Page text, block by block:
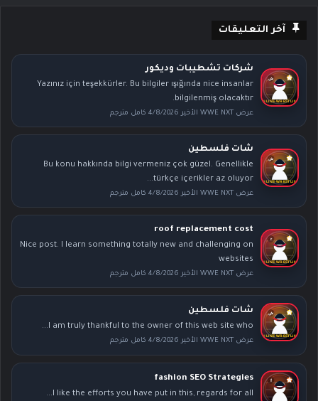
آخر التعليقات
شركات تشطيبات وديكور
Yazınız için teşekkürler. Bu bilgiler ışığında nice insanlar
bilgilenmiş olacaktır.
عرض WWE NXT الأخير 4/8/2026 كامل مترجم
شات فلسطين
Bu konu hakkında bilgi vermeniz çok güzel. Genellikle
türkçe içerikler az oluyor...
عرض WWE NXT الأخير 4/8/2026 كامل مترجم
roof replacement cost
Nice post. I learn something totally new and challenging on
websites
عرض WWE NXT الأخير 4/8/2026 كامل مترجم
شات فلسطين
I am truly thankful to the owner of this web site who...
عرض WWE NXT الأخير 4/8/2026 كامل مترجم
fashion SEO Strategies
I like the efforts you have put in this, regards for all...